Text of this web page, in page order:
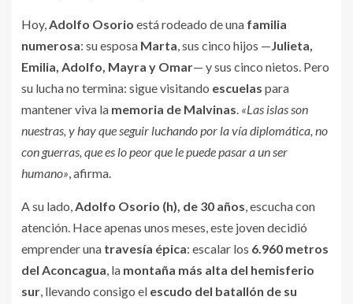
Hoy,Adolfo Osorio está rodeado de una familia
numerosa: su esposa Marta, sus cinco hijos —Julieta,
Emilia, Adolfo, Mayra y Omar— y sus cinco nietos. Pero
su lucha no termina: sigue visitando escuelas para
mantener viva la memoria de Malvinas. «Las islas son
nuestras, y hay que seguir luchando por la vía diplomática, no
con guerras, que es lo peor que le puede pasar a un ser
humano», afirma.
A su lado,Adolfo Osorio (h), de 30 años, escucha con
atención. Hace apenas unos meses, este joven decidió
emprender una travesía épica: escalar los 6.960 metros
del Aconcagua, la montaña más alta del hemisferio
sur, llevando consigo el escudo del batallón de su